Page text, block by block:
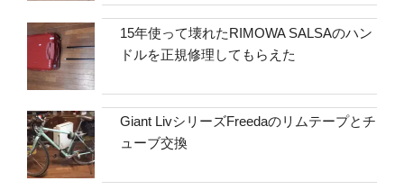
15年使って壊れたRIMOWA SALSAのハン
ドルを正規修理してもらえた
Giant LivシリーズFreedaのリムテープとチ
ューブ交換